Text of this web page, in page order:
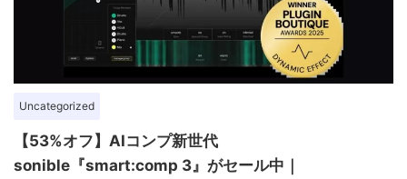
Uncategorized
【53%オフ】AIコンプ新世代
sonible『smart:comp 3』がセール中｜